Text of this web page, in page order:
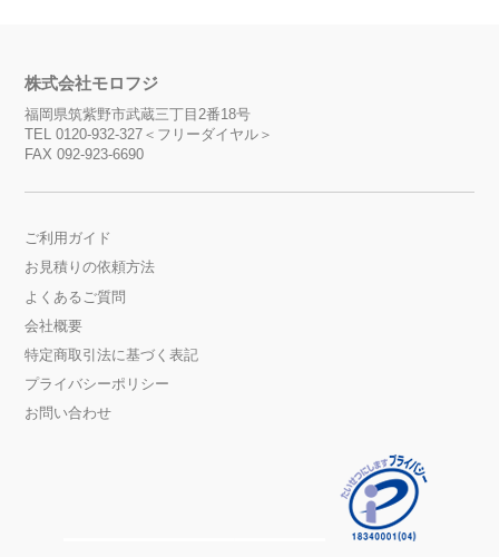
株式会社モロフジ
福岡県筑紫野市武蔵三丁目2番18号
TEL 0120-932-327＜フリーダイヤル＞
FAX 092-923-6690
ご利用ガイド
お見積りの依頼方法
よくあるご質問
会社概要
特定商取引法に基づく表記
プライバシーポリシー
お問い合わせ